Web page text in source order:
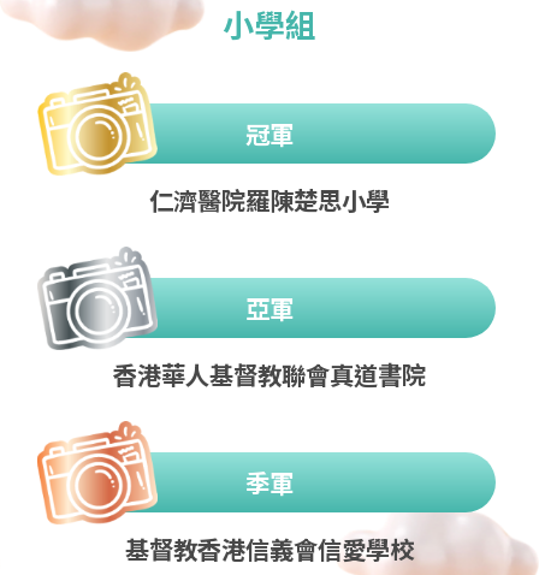
小學組
冠軍
仁濟醫院羅陳楚思小學
亞軍
香港華人基督教聯會真道書院
季軍
基督教香港信義會信愛學校